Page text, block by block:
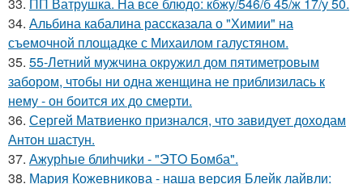
34. Альбина кабалина рассказала о "Химии" на
съемочной площадке с Михаилом галустяном.
35. 55-Летний мужчина окружил дом пятиметровым
забором, чтобы ни одна женщина не приблизилась к
нему - он боится их до смерти.
36. Сергей Матвиенко признался, что завидует доходам
Антон шастун.
37. Ажурhые блиhчиkи - "ЭТO Бомба".
38. Мария Кожевникова - наша версия Блейк лайвли: